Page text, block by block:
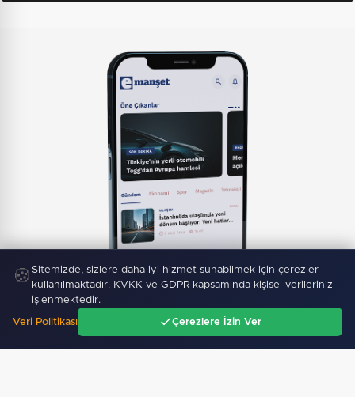
anında haberdar ol, ilgi alanına göre haber oku.
🍪 Sitemizde, sizlere daha iyi hizmet sunabilmek için çerezler
kullanılmaktadır. KVKK ve GDPR kapsamında kişisel verileriniz
işlenmektedir.
Veri Politikası Çerezlere İzin Ver
Gündem Ara Menü